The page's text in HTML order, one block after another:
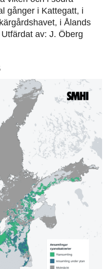
gånger i Kattegatt, i
i Ålands
av: J. Öberg